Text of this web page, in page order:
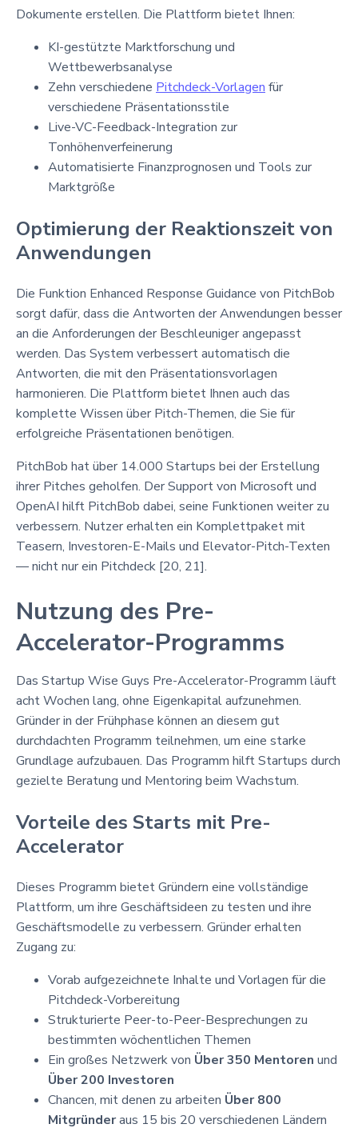
Dokumente erstellen. Die Plattform bietet Ihnen:
KI-gestützte Marktforschung und
Wettbewerbsanalyse
Zehn verschiedene Pitchdeck-Vorlagen für
verschiedene Präsentationsstile
Live-VC-Feedback-Integration zur
Tonhöhenverfeinerung
Automatisierte Finanzprognosen und Tools zur
Marktgröße
Optimierung der Reaktionszeit von
Anwendungen
Die Funktion Enhanced Response Guidance von PitchBob
sorgt dafür, dass die Antworten der Anwendungen besser
an die Anforderungen der Beschleuniger angepasst
werden. Das System verbessert automatisch die
Antworten, die mit den Präsentationsvorlagen
harmonieren. Die Plattform bietet Ihnen auch das
komplette Wissen über Pitch-Themen, die Sie für
erfolgreiche Präsentationen benötigen.
PitchBob hat über 14.000 Startups bei der Erstellung
ihrer Pitches geholfen. Der Support von Microsoft und
OpenAI hilft PitchBob dabei, seine Funktionen weiter zu
verbessern. Nutzer erhalten ein Komplettpaket mit
Teasern, Investoren-E-Mails und Elevator-Pitch-Texten
— nicht nur ein Pitchdeck [20, 21].
Nutzung des Pre-
Accelerator-Programms
Das Startup Wise Guys Pre-Accelerator-Programm läuft
acht Wochen lang, ohne Eigenkapital aufzunehmen.
Gründer in der Frühphase können an diesem gut
durchdachten Programm teilnehmen, um eine starke
Grundlage aufzubauen. Das Programm hilft Startups durch
gezielte Beratung und Mentoring beim Wachstum.
Vorteile des Starts mit Pre-
Accelerator
Dieses Programm bietet Gründern eine vollständige
Plattform, um ihre Geschäftsideen zu testen und ihre
Geschäftsmodelle zu verbessern. Gründer erhalten
Zugang zu:
Vorab aufgezeichnete Inhalte und Vorlagen für die
Pitchdeck-Vorbereitung
Strukturierte Peer-to-Peer-Besprechungen zu
bestimmten wöchentlichen Themen
Ein großes Netzwerk von Über 350 Mentoren und
Über 200 Investoren
Chancen, mit denen zu arbeiten Über 800
Mitgründeraus 15 bis 20 verschiedenen Ländern